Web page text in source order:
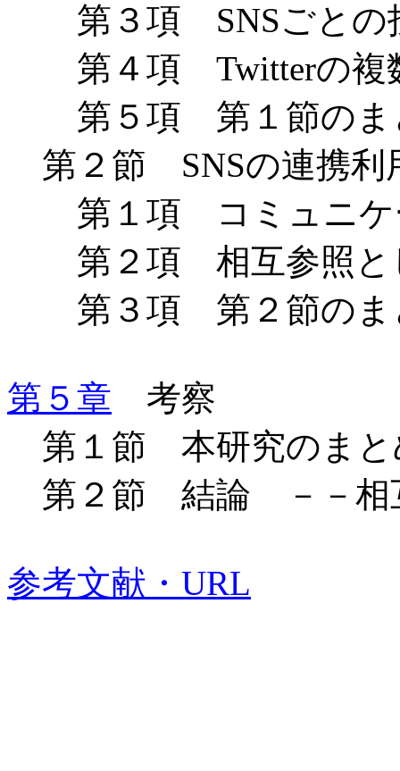
第３項 SNSごとの
第４項 Twitterの複
第５項 第１節のま
第２節 SNSの連携利
第１項 コミュニケ
第２項 相互参照と
第３項 第２節のま
第５章 考察
第１節 本研究のまと
第２節 結論 －－相
参考文献・ URL